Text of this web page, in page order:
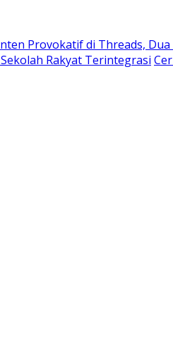
Provokatif di Threads,
Rakyat Terintegrasi